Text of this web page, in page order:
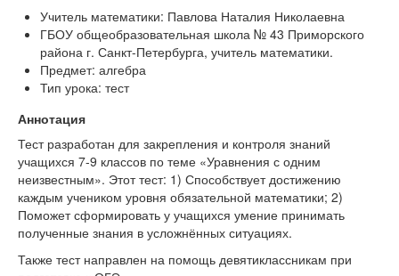
Учитель математики: Павлова Наталия Николаевна
ГБОУ общеобразовательная школа № 43 Приморского
района г. Санкт-Петербурга, учитель математики.
Предмет: алгебра
Тип урока: тест
Аннотация
Тест разработан для закрепления и контроля знаний
учащихся 7-9 классов по теме «Уравнения с одним
неизвестным». Этот тест: 1) Способствует достижению
каждым учеником уровня обязательной математики; 2)
Поможет сформировать у учащихся умение принимать
полученные знания в усложнённых ситуациях.
Также тест направлен на помощь девятиклассникам при